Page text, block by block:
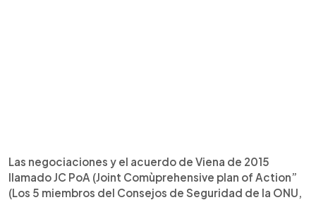
Las negociaciones y el acuerdo de Viena de 2015
llamado JC PoA (Joint Comùprehensive plan of Action”
(Los 5 miembros del Consejos de Seguridad de la ONU,